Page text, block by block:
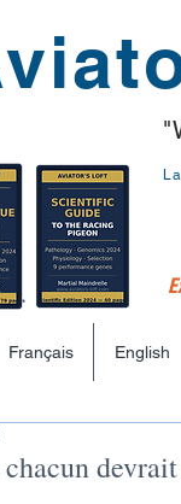
Français English